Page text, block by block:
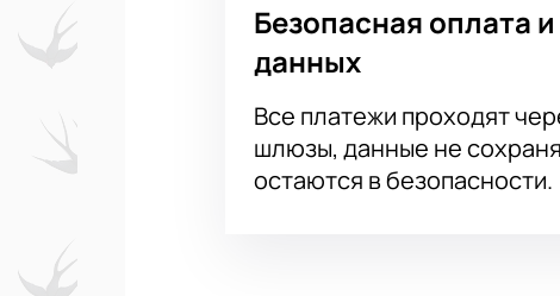
Безопасная оплата
данных
Все платежи проходят
шлюзы, данные не
остаются в безопасности.